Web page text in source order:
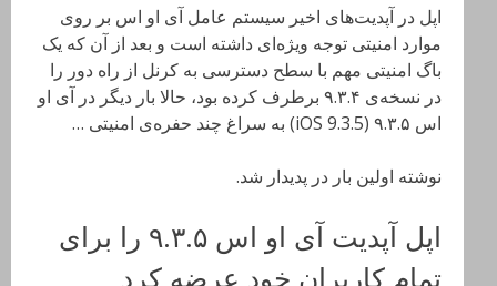
اپل در آپدیت‌های اخیر سیستم عامل آی او اس بر روی
موارد امنیتی توجه ویژه‌ای داشته است و بعد از آن که یک
باگ امنیتی مهم با سطح دسترسی به کرنل از راه دور را
در نسخه‌ی ۹.۳.۴ برطرف کرده بود، حالا بار دیگر در آی او
اس ۹.۳.۵ (iOS 9.3.5) به سراغ چند حفره‌ی امنیتی …
نوشته اولین بار در پدیدار شد.
اپل آپدیت آی او اس ۹.۳.۵ را برای
تمام کاربران خود عرضه کرد